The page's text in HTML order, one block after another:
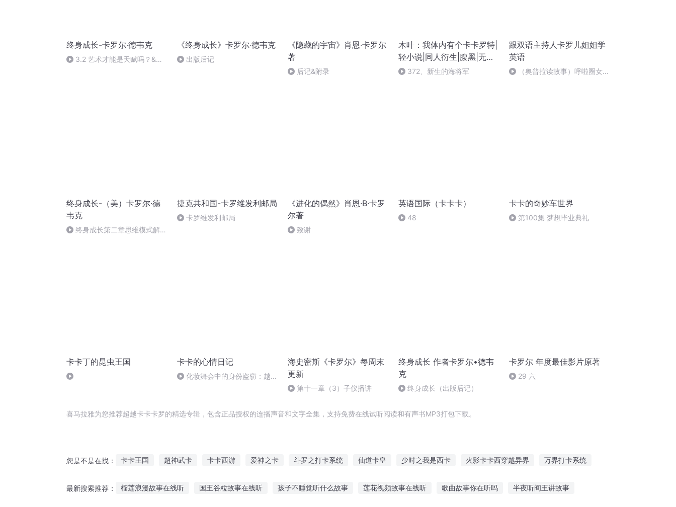
终身成长-卡罗尔·德韦克
3.2 艺术才能是天赋吗？&
《终身成长》卡罗尔·德韦克
出版后记
《隐藏的宇宙》肖恩·卡罗尔
著
后记&附录
木叶：我体内有个卡卡罗特|
轻小说|同人衍生|腹黑|无限
流|AI专辑（第一季完结）
372、新生的海将军
跟双语主持人卡罗儿姐姐学
英语
（奥普拉读故事）呼啦圈女王
终身成长-（美）卡罗尔·德
韦克
终身成长第二章思维模式解析
捷克共和国-卡罗维发利邮局
卡罗维发利邮局
《进化的偶然》肖恩·B·卡罗
尔著
致谢
英语国际（卡卡卡）
48
卡卡的奇妙车世界
第100集 梦想毕业典礼
卡卡丁的昆虫王国 卡卡的心情日记
化妆舞会中的身份盗窃：越狱
海史密斯《卡罗尔》每周末
更新
第十一章（3）子仪播讲
终身成长 作者卡罗尔•德韦
克
终身成长（出版后记）
卡罗尔 年度最佳影片原著
29 六
喜马拉雅为您推荐超越卡卡卡罗的精选专辑，包含正品授权的连播声音和文字全集，支持免费在线试听阅读和有声书MP3打包下载。
您是不是在找： 卡卡王国 超神武卡 卡卡西游 爱神之卡 斗罗之打卡系统 仙道卡皇 少时之我是西卡 火影卡卡西穿越异界 万界打卡系统
最新搜索推荐： 榴莲浪漫故事在线听 国王谷粒故事在线听 孩子不睡觉听什么故事 莲花视频故事在线听 歌曲故事你在听吗 半夜听阎王讲故事